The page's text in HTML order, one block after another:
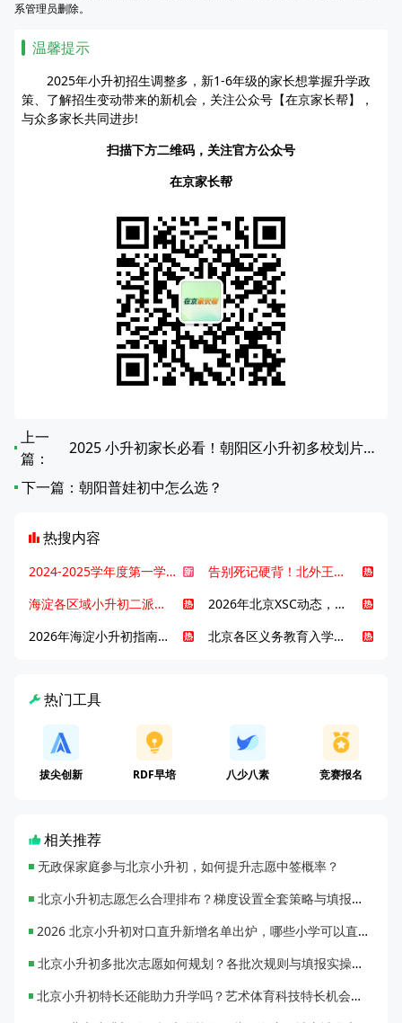
系管理员删除。
温馨提示
2025年小升初招生调整多，新1-6年级的家长想掌握升学政
策、了解招生变动带来的新机会，关注公众号【在京家长帮】，
与众多家长共同进步!
扫描下方二维码，关注官方公众号
在京家长帮
上一
篇：
2025 小升初家长必看！朝阳区小升初多校划片对应中学全览
下一篇： 朝阳普娃初中怎么选？
热搜内容
2024-2025学年度第一学期北京各区期末考试真题试卷汇总
告别死记硬背！北外王牌精读词汇课，帮孩子突破英语词汇难关
海淀各区域小升初二派全攻略合集！区域一至五志愿填报、升学策略详解
2026年北京XSC动态，持续更新中ing...
2026年海淀小升初指南，一文了解招生政策要点
北京各区义务教育入学咨询电话汇总，25年小升初家长提前收藏
热门工具
拔尖创新 RDF早培 八少八素 竞赛报名
相关推荐
无政保家庭参与北京小升初，如何提升志愿中签概率？
北京小升初志愿怎么合理排布？梯度设置全套策略与填报避坑指南
2026 北京小升初对口直升新增名单出炉，哪些小学可以直升优质初中？
北京小升初多批次志愿如何规划？各批次规则与填报实操指南
北京小升初特长还能助力升学吗？艺术体育科技特长机会与误区全面解析